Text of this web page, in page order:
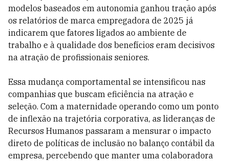
modelos baseados em autonomia ganhou tração após
os relatórios de marca empregadora de 2025 já
indicarem que fatores ligados ao ambiente de
trabalho e à qualidade dos benefícios eram decisivos
na atração de profissionais seniores.
Essa mudança comportamental se intensificou nas
companhias que buscam eficiência na atração e
seleção. Com a maternidade operando como um ponto
de inflexão na trajetória corporativa, as lideranças de
Recursos Humanos passaram a mensurar o impacto
direto de políticas de inclusão no balanço contábil da
empresa, percebendo que manter uma colaboradora